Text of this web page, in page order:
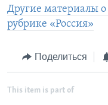
Другие материалы о
рубрике «Россия»
Поделиться
This item is part of